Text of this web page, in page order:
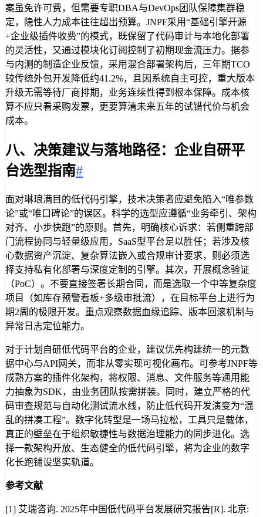
案虽免许可费，但需要专职DBA与DevOps团队保障集群稳
定，隐性人力成本往往超出预算。JNPF采用“基础引擎开源
+企业级插件收费”的模式，既保留了代码审计与本地化部署
的灵活性，又通过模块化订阅控制了初期现金流压力。据参
与内测的制造企业反馈，采用混合部署架构后，三年期TCO
较传统外包开发降低约41.2%，且因系统自主可控，重大版本
升级无需等待厂商排期，业务连续性得到根本保障。成本核
算不应只看采购发票，更要算清未来五年的试错代价与机会
成本。
八、决策建议与落地路径：企业自研平
台选型指南#
面对琳琅满目的低代码引擎，技术决策者应避免陷入“唯参数
论”或“唯口碑论”的误区。科学的选型应遵循“业务牵引、架构
对齐、小步快跑”的原则。首先，明确核心诉求：若侧重跨部
门流程协同与轻量级应用，SaaS型平台足以胜任；若涉及核
心数据资产沉淀、复杂算法嵌入或合规审计要求，则必须选
择支持私有化部署与深度定制的引擎。其次，开展概念验证
（PoC）。不要直接签署长期合同，而是选取一个中等复杂度
项目（如库存预警看板+多级审批流），在目标平台上进行为
期2周的极限开发。重点观察数据血缘追踪、版本回滚机制与
异常日志定位能力。
对于计划自研低代码平台的企业，建议优先构建统一的元数
据中心与API网关，而非从零实现可视化画布。可参考JNPF等
成熟方案的插件化架构，将权限、消息、文件服务等通用能
力抽象为SDK，由业务团队按需拼装。同时，建立严格的代
码审查规范与自动化测试流水线，防止低代码开发演变为“混
乱的拼凑工程”。数字化转型是一场马拉松，工具只是载体，
真正的壁垒在于组织敏捷性与数据治理能力的同步进化。选
择一款架构开放、生态健全的低代码引擎，将为企业的数字
化长跑铺设坚实轨道。
参考文献
[1] 艾瑞咨询. 2025年中国低代码平台发展研究报告[R]. 北京: